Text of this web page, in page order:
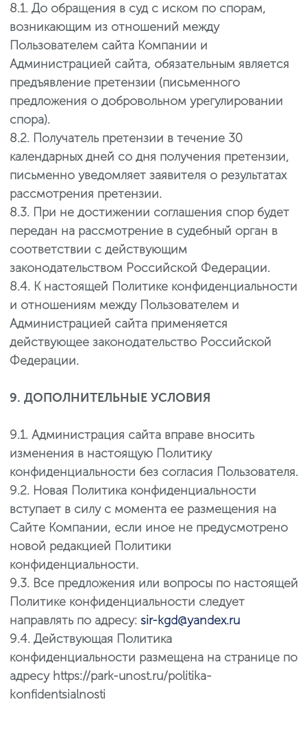
8.1. До обращения в суд с иском по спорам,
возникающим из отношений между
Пользователем сайта Компании и
Администрацией сайта, обязательным является
предъявление претензии (письменного
предложения о добровольном урегулировании
спора).
8.2. Получатель претензии в течение 30
календарных дней со дня получения претензии,
письменно уведомляет заявителя о результатах
рассмотрения претензии.
8.3. При не достижении соглашения спор будет
передан на рассмотрение в судебный орган в
соответствии с действующим
законодательством Российской Федерации.
8.4. К настоящей Политике конфиденциальности
и отношениям между Пользователем и
Администрацией сайта применяется
действующее законодательство Российской
Федерации.
9. ДОПОЛНИТЕЛЬНЫЕ УСЛОВИЯ
9.1. Администрация сайта вправе вносить
изменения в настоящую Политику
конфиденциальности без согласия Пользователя.
9.2. Новая Политика конфиденциальности
вступает в силу с момента ее размещения на
Сайте Компании, если иное не предусмотрено
новой редакцией Политики
конфиденциальности.
9.3. Все предложения или вопросы по настоящей
Политике конфиденциальности следует
направлять по адресу: sir-kgd@yandex.ru
9.4. Действующая Политика
конфиденциальности размещена на странице по
адресу https://park-unost.ru/politika-
konfidentsialnosti